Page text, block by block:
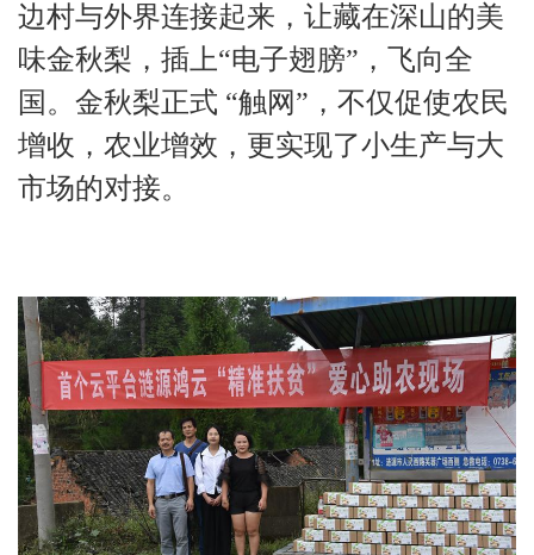
边村与外界连接起来，让藏在深山的美
味金秋梨，插上“电子翅膀”，飞向全
国。金秋梨正式 “触网”，不仅促使农民
增收，农业增效，更实现了小生产与大
市场的对接。